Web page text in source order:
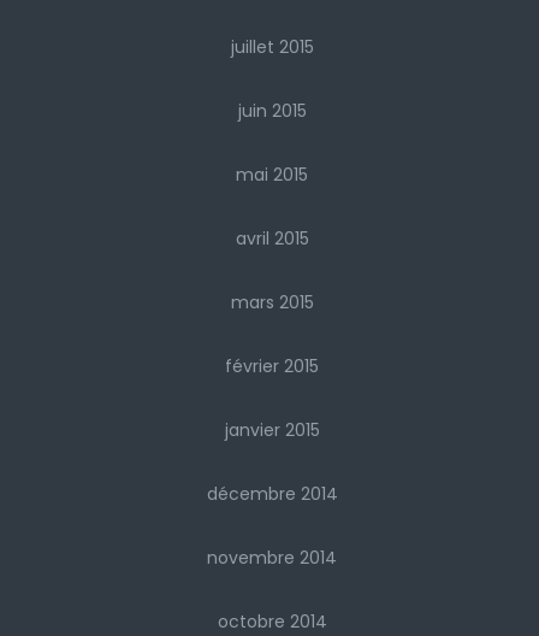
juillet 2015
juin 2015
mai 2015
avril 2015
mars 2015
février 2015
janvier 2015
décembre 2014
novembre 2014
octobre 2014